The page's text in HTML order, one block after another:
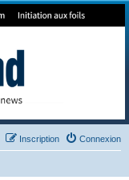
Connexion
Inscription